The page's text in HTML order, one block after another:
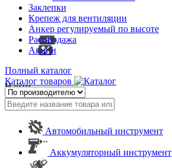
Заклепки
Крепеж для вентиляции
Анкер регулируемый по высоте
Распродажа
Акции
Полный каталог
Каталог товаров
Найти
Автомобильный инструмент
Аккумуляторный инструмент